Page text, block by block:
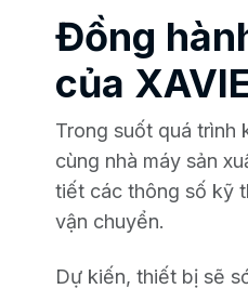
Đồng
của
Trong suốt quá trình
cùng nhà máy sản
tiết các thông số kỹ
vận chuyển.
Dự kiến, thiết bị sẽ